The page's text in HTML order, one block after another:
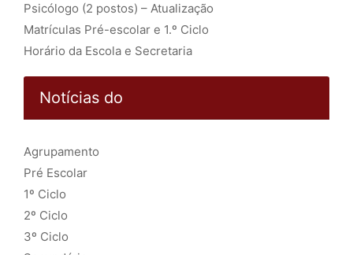
Psicólogo (2 postos) – Atualização
Matrículas Pré-escolar e 1.º Ciclo
Horário da Escola e Secretaria
Notícias do
Agrupamento
Pré Escolar
1º Ciclo
2º Ciclo
3º Ciclo